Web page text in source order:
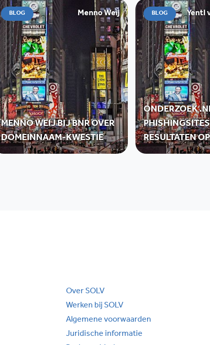
BLOG Menno Weij
MENNO WEIJ BIJ BNR OVER
DOMEINNAAM-KWESTIE
BLOG Yentl
ONDERZOEK
RESULTATEN OP
Over SOLV
Werken bij SOLV
Algemene voorwaarden
Juridische informatie